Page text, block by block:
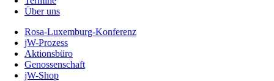
Über uns
Rosa-Luxemburg-Konferenz
jW-Prozess
Aktionsbüro
Genossenschaft
jW-Shop